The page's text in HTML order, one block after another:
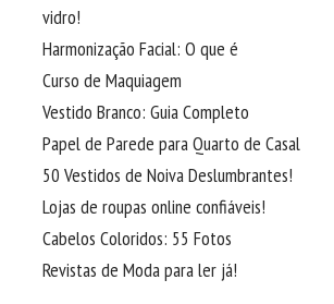
vidro!
Harmonização Facial: O que é
Curso de Maquiagem
Vestido Branco: Guia Completo
Papel de Parede para Quarto de Casal
50 Vestidos de Noiva Deslumbrantes!
Lojas de roupas online confiáveis!
Cabelos Coloridos: 55 Fotos
Revistas de Moda para ler já!